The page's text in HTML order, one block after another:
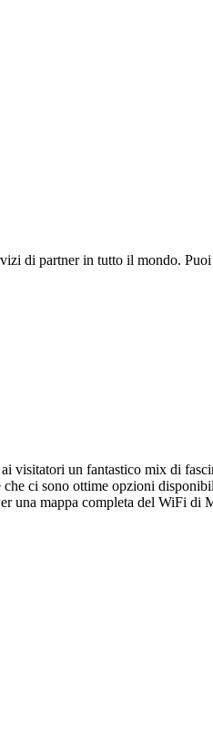
di partner in tutto il mondo.
visitatori un fantastico mix di
ci sono ottime opzioni
una mappa completa del WiFi